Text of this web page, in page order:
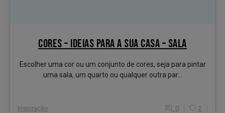
CORES – IDEIAS PARA A SUA CASA – SALA
Escolher uma cor ou um conjunto de cores, seja para pintar
uma sala, um quarto ou qualquer outra par...
Inspiração 0 2